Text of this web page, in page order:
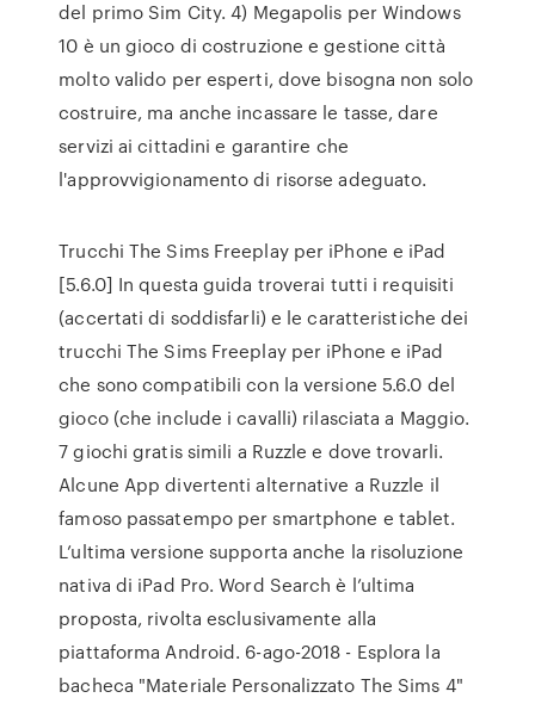
del primo Sim City. 4) Megapolis per Windows
10 è un gioco di costruzione e gestione città
molto valido per esperti, dove bisogna non solo
costruire, ma anche incassare le tasse, dare
servizi ai cittadini e garantire che
l'approvvigionamento di risorse adeguato.
Trucchi The Sims Freeplay per iPhone e iPad
[5.6.0] In questa guida troverai tutti i requisiti
(accertati di soddisfarli) e le caratteristiche dei
trucchi The Sims Freeplay per iPhone e iPad
che sono compatibili con la versione 5.6.0 del
gioco (che include i cavalli) rilasciata a Maggio.
7 giochi gratis simili a Ruzzle e dove trovarli.
Alcune App divertenti alternative a Ruzzle il
famoso passatempo per smartphone e tablet.
L’ultima versione supporta anche la risoluzione
nativa di iPad Pro. Word Search è l’ultima
proposta, rivolta esclusivamente alla
piattaforma Android. 6-ago-2018 - Esplora la
bacheca "Materiale Personalizzato The Sims 4"